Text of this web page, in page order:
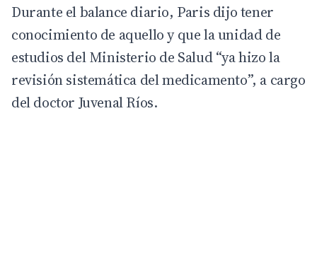
Durante el balance diario, Paris dijo tener
conocimiento de aquello y que la unidad de
estudios del Ministerio de Salud “ya hizo la
revisión sistemática del medicamento”, a cargo
del doctor Juvenal Ríos.